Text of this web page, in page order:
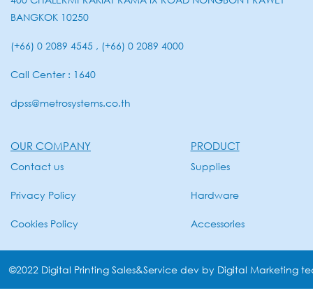
BANGKOK 10250
(+66) 0 2089 4545 , (+66) 0 2089 4000
Call Center : 1640
dpss@metrosystems.co.th
OUR COMPANY
Contact us
Privacy Policy
Cookies Policy
PRODUCT
Supplies
Hardware
Accessories
©2022 Digital Printing Sales&Service dev by Digital Marketing